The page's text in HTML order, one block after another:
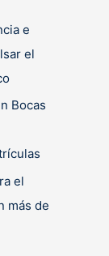
e
el
Bocas
el
más de